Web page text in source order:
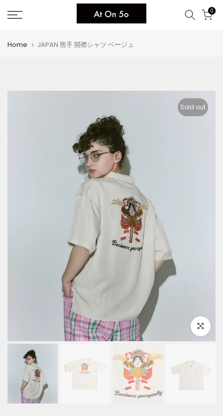
Skip
to
0
Home JAPAN 熊手 開襟シャツ ベージュ
Sold out
Click to